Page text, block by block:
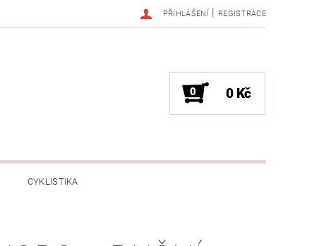
PŘIHLÁŠENÍ | REGISTRACE
0 0 Kč
CYKLISTIKA